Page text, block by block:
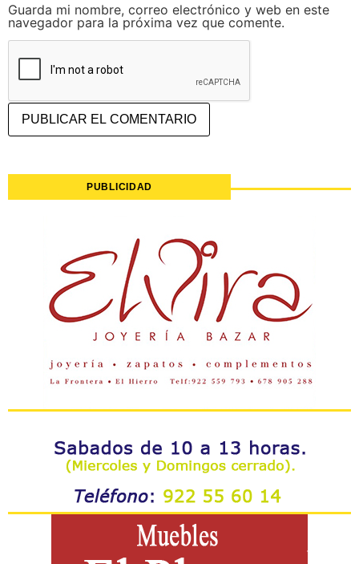
Guarda mi nombre, correo electrónico y web en este
navegador para la próxima vez que comente.
PUBLICIDAD